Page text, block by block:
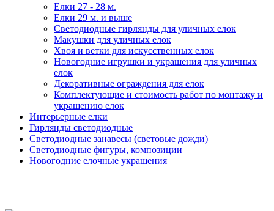
Елки 27 - 28 м.
Елки 29 м. и выше
Светодиодные гирлянды для уличных елок
Макушки для уличных елок
Хвоя и ветки для искусственных елок
Новогодние игрушки и украшения для уличных
елок
Декоративные ограждения для елок
Комплектующие и стоимость работ по монтажу и
украшению елок
Интерьерные елки
Гирлянды светодиодные
Светодиодные занавесы (световые дожди)
Светодиодные фигуры, композиции
Новогодние елочные украшения